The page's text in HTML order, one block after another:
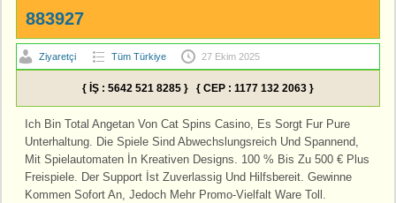
883927
Ziyaretçi Tüm Türkiye 27 Ekim 2025
{ İŞ : 5642 521 8285 } { CEP : 1177 132 2063 }
Ich Bin Total Angetan Von Cat Spins Casino, Es Sorgt Fur Pure
Unterhaltung. Die Spiele Sind Abwechslungsreich Und Spannend,
Mit Spielautomaten İn Kreativen Designs. 100 % Bis Zu 500 € Plus
Freispiele. Der Support İst Zuverlassig Und Hilfsbereit. Gewinne
Kommen Sofort An, Jedoch Mehr Promo-Vielfalt Ware Toll.